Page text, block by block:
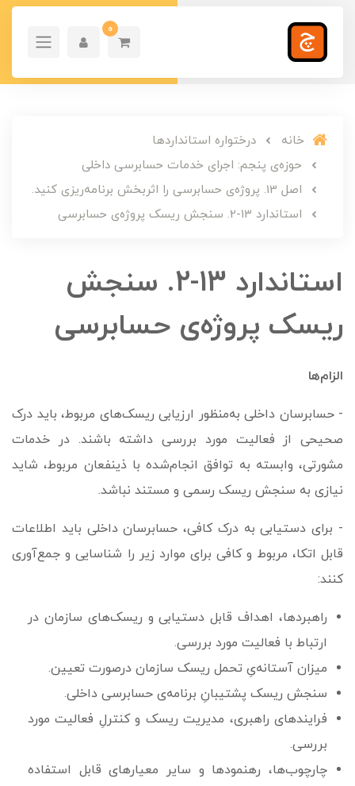
0
خانه
درختواره استانداردها
حوزه‌ی پنجم: اجرای خدمات حسابرسی داخلی
اصل 13. پروژه‌ی حسابرسی را اثربخش برنامه‌ریزی کنید.
استاندارد 13-2. سنجش ریسک پروژه‌ی حسابرسی
استاندارد 13-2. سنجش
ریسک پروژه‌ی حسابرسی
الزام‌­ها
- حسابرسان داخلی به‌­منظور ارزیابی ریسک­‌های مربوط، باید درک
صحیحی از فعالیت مورد بررسی داشته باشند. در خدمات
مشورتی، وابسته به توافق انجام‌شده با ذینفعان مربوط، شاید
نیازی به سنجش ریسک رسمی و مستند نباشد.
- برای دستیابی به درک کافی، حسابرسان داخلی باید اطلاعات
قابل اتکا، مربوط و کافی برای موارد زیر را شناسایی و جمع‌آوری
کنند:
راهبردها، اهداف قابل دستیابی و ریسک‌های سازمان در
ارتباط با فعالیت مورد بررسی.
میزان آستانه‌یِ تحمل ریسک سازمان درصورت تعیین.
سنجش ریسک پشتیبانِ برنامه‌ی حسابرسی داخلی.
فرایندهای راهبری، مدیریت ریسک و کنترلِ فعالیت مورد
بررسی.
چارچوب‌ها، رهنمودها و سایر معیارهای قابل استفاده